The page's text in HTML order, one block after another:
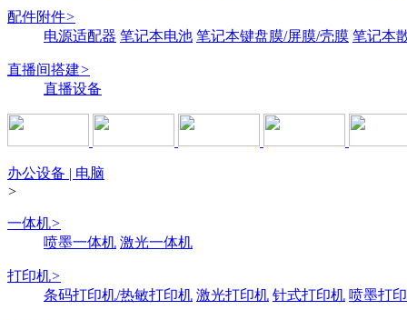
配件附件>
电源适配器 笔记本电池 笔记本键盘膜/屏膜/壳膜 笔记本
直播间搭建>
直播设备
办公设备 | 电脑
>
一体机>
喷墨一体机 激光一体机
打印机>
条码打印机/热敏打印机 激光打印机 针式打印机 喷墨打